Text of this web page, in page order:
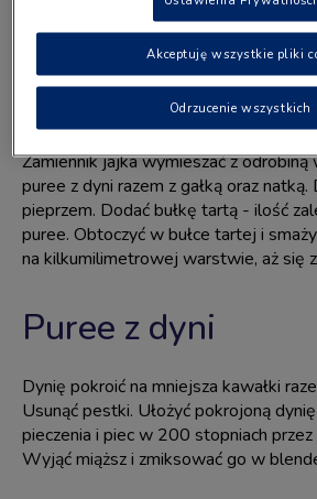
odrobina wody.
Sposób
Zamiennik jajka wymieszać z odrobiną
puree z dyni razem z gałką oraz
pieprzem. Dodać bułkę tartą - ilość
puree. Obtoczyć w bułce tartej i
na kilkumilimetrowej warstwie, aż się
Puree z dyni
Dynię pokroić na mniejsza kawałki
Usunąć pestki. Ułożyć pokrojoną
pieczenia i piec w 200 stopniach
Wyjąć miąższ i zmiksować go w
Odrzucenie wszystkich
Akceptuję wszystkie pliki